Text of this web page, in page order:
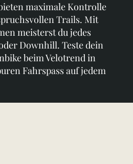
maximale Kontrolle
Trails. Mit
meisterst du jedes
Downhill. Teste dein
beim Velotrend in
Fahrspass auf jedem